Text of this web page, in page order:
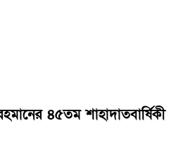
৪৫তম শাহাদাতবার্ষিকী